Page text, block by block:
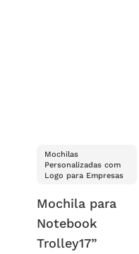
Mochilas
Personalizadas com
Logo para Empresas
Mochila para
Notebook
Trolley17”